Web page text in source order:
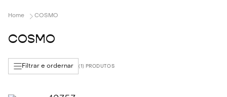
COSMO
COSMO
Filtrar e ordernar 1